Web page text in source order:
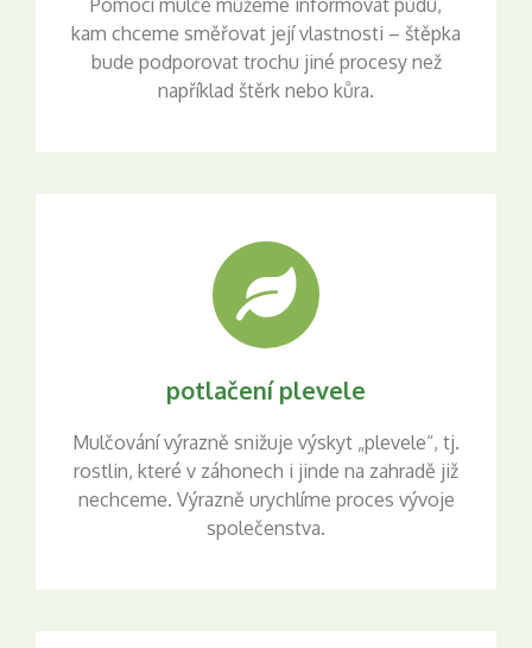
kam chceme směřovat její vlastnosti – štěpka
bude podporovat trochu jiné procesy než
například štěrk nebo kůra.
potlačení plevele
Mulčování výrazně snižuje výskyt „plevele“, tj.
rostlin, které v záhonech i jinde na zahradě již
nechceme. Výrazně urychlíme proces vývoje
společenstva.